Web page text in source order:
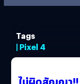
Tags
| Pixel 4